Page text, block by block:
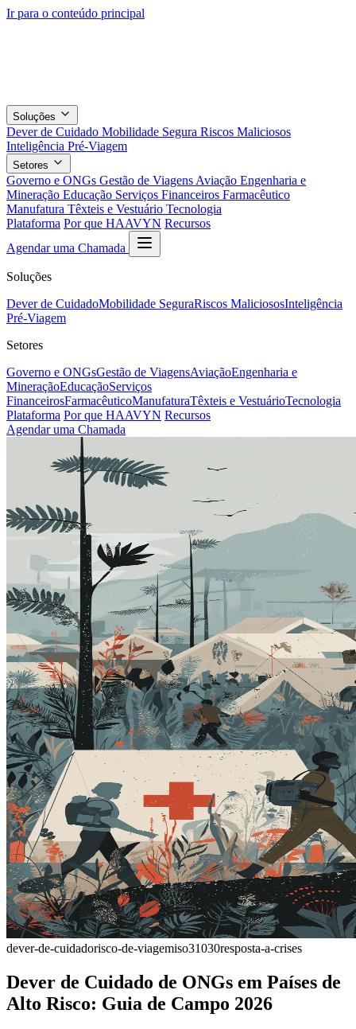
Ir para o conteúdo principal
Soluções
Dever de Cuidado Mobilidade Segura Riscos Maliciosos
Inteligência Pré-Viagem
Setores
Governo e ONGs Gestão de Viagens Aviação Engenharia e
Mineração Educação Serviços Financeiros Farmacêutico
Manufatura Têxteis e Vestuário Tecnologia
Plataforma Por que HAAVYN Recursos
Agendar uma Chamada
Soluções
Dever de CuidadoMobilidade SeguraRiscos MaliciososInteligência
Pré-Viagem
Setores
Governo e ONGsGestão de ViagensAviaçãoEngenharia e
MineraçãoEducaçãoServiços
FinanceirosFarmacêuticoManufaturaTêxteis e VestuárioTecnologia
Plataforma Por que HAAVYN Recursos
Agendar uma Chamada
dever-de-cuidadorisco-de-viagemiso31030resposta-a-crises
Dever de Cuidado de ONGs em Países de
Alto Risco: Guia de Campo 2026